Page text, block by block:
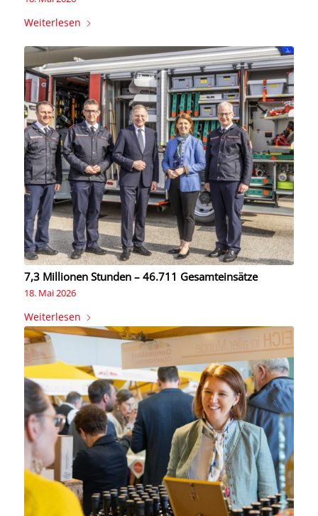
Weiterlesen
7,3 Millionen Stunden – 46.711 Gesamteinsätze
18. Mai 2026
Weiterlesen